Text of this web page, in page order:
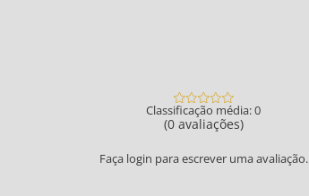
Classificação média: 0
(0 avaliações)
Faça login para escrever uma avaliação.